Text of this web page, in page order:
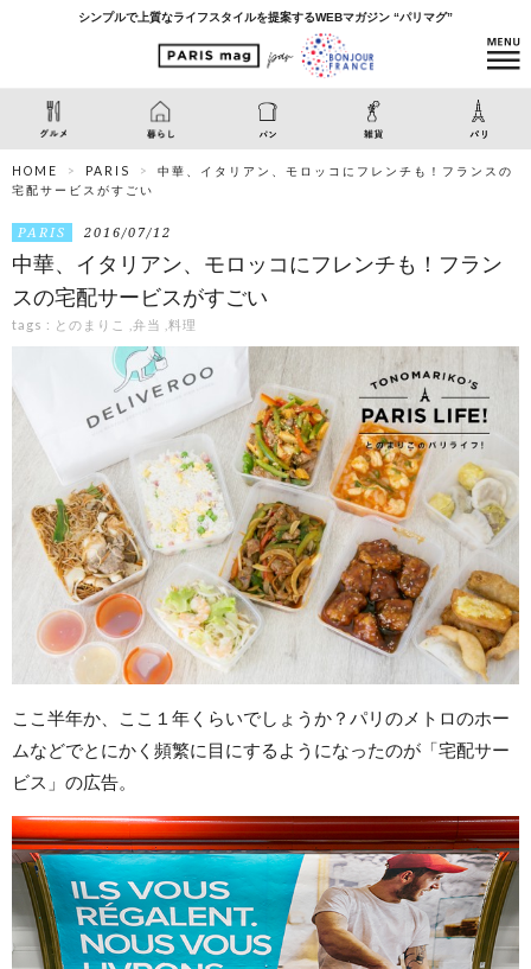
シンプルで上質なライフスタイルを提案するWEBマガジン “パリマグ”
HOME PARIS
中華、イタリアン、モロッコにフレンチも！フランスの
宅配サービスがすごい
PARIS 2016/07/12
中華、イタリアン、モロッコにフレンチも！フラン
スの宅配サービスがすごい
tags : とのまりこ 弁当 料理
ここ半年か、ここ１年くらいでしょうか？パリのメトロのホー
ムなどでとにかく頻繁に目にするようになったのが「宅配サー
ビス」の広告。